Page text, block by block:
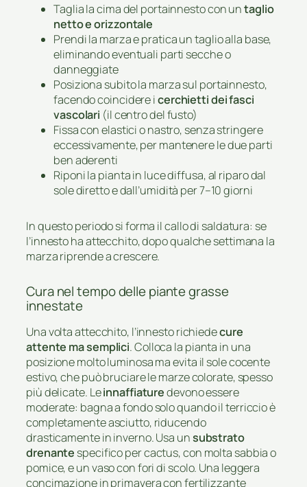
Taglia la cima del portainnesto con untaglio
netto e orizzontale
Prendi la marza e pratica un taglio alla base,
eliminando eventuali parti secche o
danneggiate
Posiziona subito la marza sul portainnesto,
facendo coincidere icerchietti dei fasci
vascolari (il centro del fusto)
Fissa con elastici o nastro, senza stringere
eccessivamente, per mantenere le due parti
ben aderenti
Riponi la pianta in luce diffusa, al riparo dal
sole diretto e dall’umidità per 7–10 giorni
In questo periodo si forma il callo di saldatura: se
l’innesto ha attecchito, dopo qualche settimana la
marza riprende a crescere.
Cura nel tempo delle piante grasse
innestate
Una volta attecchito, l’innesto richiedecure
attente ma semplici. Colloca la pianta in una
posizione molto luminosa ma evita il sole cocente
estivo, che può bruciare le marze colorate, spesso
più delicate. Leinnaffiaturedevono essere
moderate: bagna a fondo solo quando il terriccio è
completamente asciutto, riducendo
drasticamente in inverno. Usa unsubstrato
drenante specifico per cactus, con molta sabbia o
pomice, e un vaso con fori di scolo. Una leggera
concimazione in primavera con fertilizzante